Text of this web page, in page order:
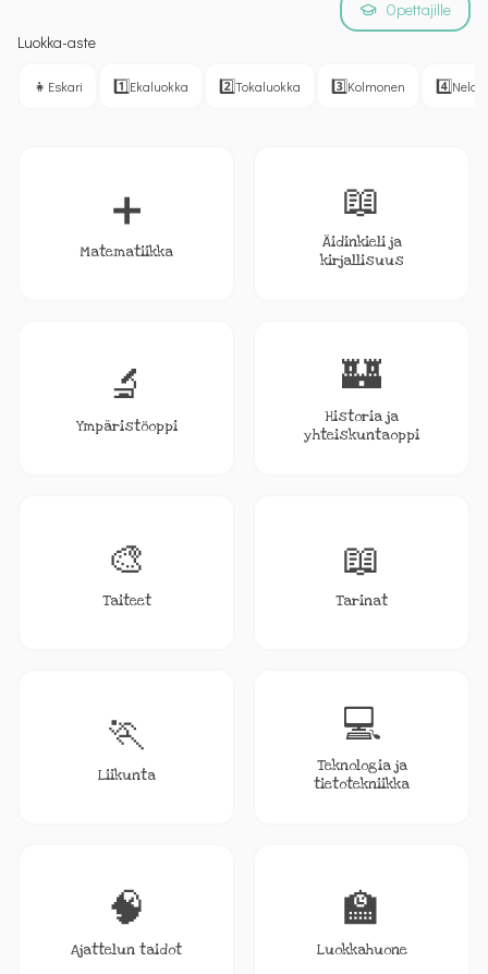
Luokka-aste
👧 Eskari 1️⃣Ekaluokka 2️⃣Tokaluokka 3️⃣Kolmonen 4️⃣
Opettajille
➕
Matematiikka
📖
Äidinkieli ja
kirjallisuus
🔬
Ympäristöoppi
🏰
Historia ja
yhteiskuntaoppi
🎨
Taiteet
📖
Tarinat
🏃
Liikunta
💻
Teknologia ja
tietotekniikka
🧠
Ajattelun taidot
🏫
Luokkahuone